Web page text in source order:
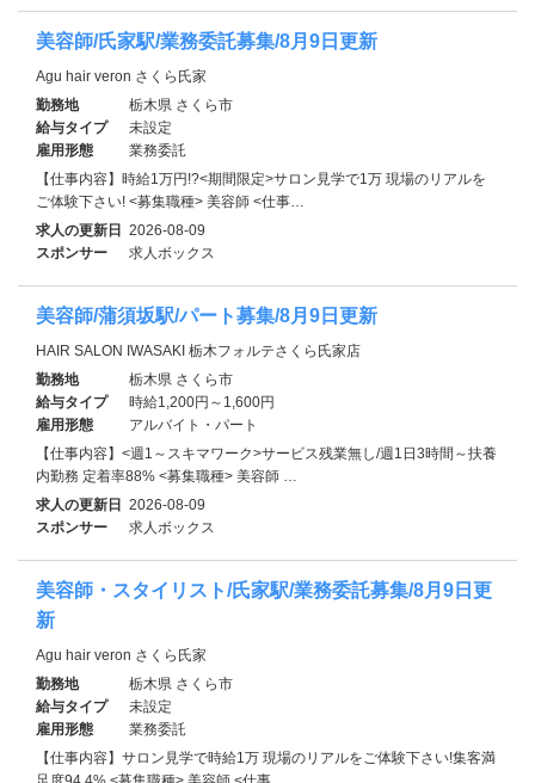
美容師/氏家駅/業務委託募集/8月9日更新
Agu hair veron さくら氏家
勤務地
栃木県 さくら市
給与タイプ
未設定
雇用形態
業務委託
【仕事内容】時給1万円!?<期間限定>サロン見学で1万 現場のリアルを
ご体験下さい! <募集職種> 美容師 <仕事…
求人の更新日 2026-08-09
スポンサー
求人ボックス
美容師/蒲須坂駅/パート募集/8月9日更新
HAIR SALON IWASAKI 栃木フォルテさくら氏家店
勤務地
栃木県 さくら市
給与タイプ
時給1,200円～1,600円
雇用形態
アルバイト・パート
【仕事内容】<週1～スキマワーク>サービス残業無し/週1日3時間～扶養
内勤務 定着率88% <募集職種> 美容師 …
求人の更新日 2026-08-09
スポンサー
求人ボックス
美容師・スタイリスト/氏家駅/業務委託募集/8月9日更
新
Agu hair veron さくら氏家
勤務地
栃木県 さくら市
給与タイプ
未設定
雇用形態
業務委託
【仕事内容】サロン見学で時給1万 現場のリアルをご体験下さい!集客満